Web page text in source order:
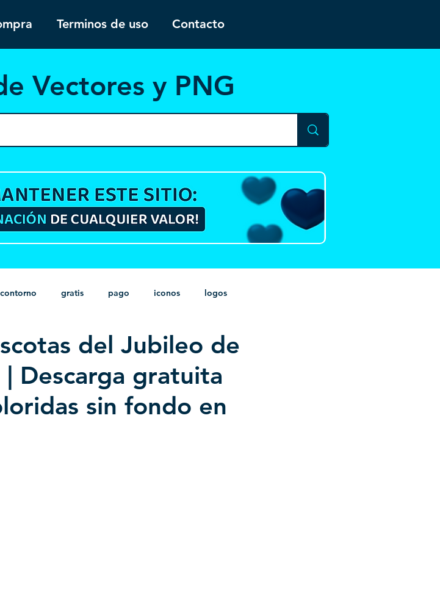
Terminos de uso Contacto
Vectores y PNG
contorno gratis pago iconos logos
minimalista heráldica
del Jubileo de
Descarga gratuita
sin fondo en